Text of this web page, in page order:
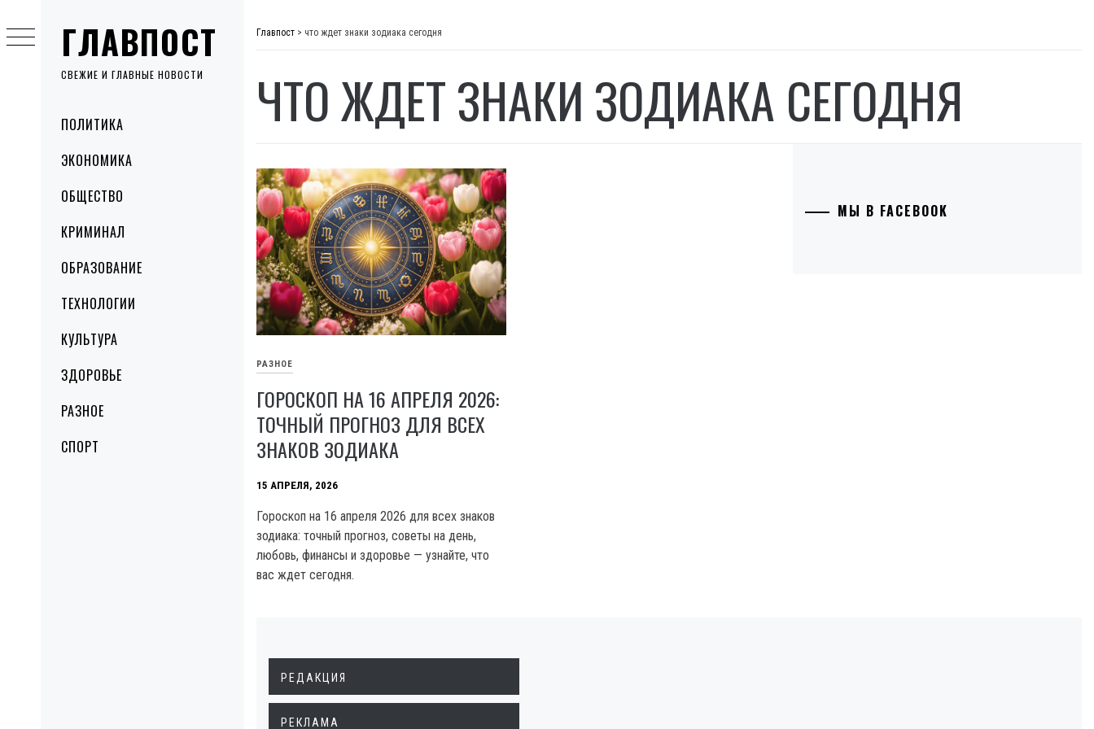
ГЛАВПОСТ
СВЕЖИЕ И ГЛАВНЫЕ НОВОСТИ
MenuПОЛИТИКА
ЭКОНОМИКА
ОБЩЕСТВО
КРИМИНАЛ
ОБРАЗОВАНИЕ
ТЕХНОЛОГИИ
КУЛЬТУРА
ЗДОРОВЬЕ
РАЗНОЕ
СПОРТ
to
content
Главпост > что ждет знаки зодиака сегодня
ЧТО ЖДЕТ ЗНАКИ ЗОДИАКА СЕГОДНЯ
РАЗНОЕ
ГОРОСКОП НА 16 АПРЕЛЯ 2026:
ТОЧНЫЙ ПРОГНОЗ ДЛЯ ВСЕХ
ЗНАКОВ ЗОДИАКА
15 АПРЕЛЯ, 2026
Гороскоп на 16 апреля 2026 для всех знаков
зодиака: точный прогноз, советы на день,
любовь, финансы и здоровье — узнайте, что
вас ждет сегодня.
МЫ В FACEBOOK
РЕДАКЦИЯ
РЕКЛАМА